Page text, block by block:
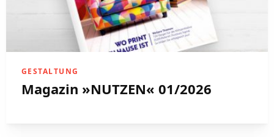
GESTALTUNG
Magazin »NUTZEN« 01/2026